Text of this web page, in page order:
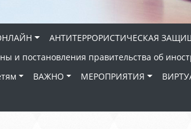
АНТИТЕРРОРИСТИЧЕСКАЯ
и постановления правительства об
ВАЖНО МЕРОПРИЯТИЯ